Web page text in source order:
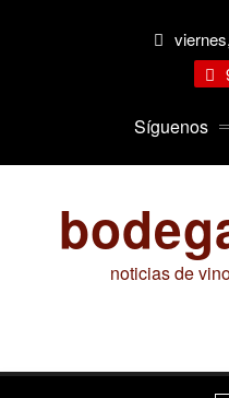
Síguenos
noticias de